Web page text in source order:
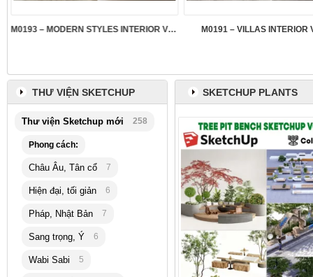
M0193 – MODERN STYLES INTERIOR VOL.5 M0191 – VILLAS INTERIOR
SKETCHUP PLANTS
THƯ VIỆN SKETCHUP
Thư viện Sketchup mới 258
Phong cách:
Châu Âu, Tân cổ 7
Hiện đại, tối giản 6
Pháp, Nhật Bản 7
Sang trọng, Ý 6
Wabi Sabi 5